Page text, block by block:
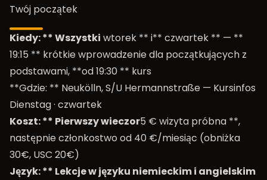
Twój początek
Kiedy: ** Wszystki wtorek ** i** czwartek ** — **
19:15 ** krótkie wprowadzenie dla początkujących z
podstawami, **od 19:30 ** kurs
**Gdzie: ** Neukölln, S/U Hermannstraße — Kursinfos
Dienstag· czwartek
Koszt: ** Pierwszy wieczor5 € wizyta próbna **,
następnie członkostwo od 40 €/miesiąc (obniżka
30€, USC 20€)
Język: ** Lekcje w języku niemieckim i angielskim